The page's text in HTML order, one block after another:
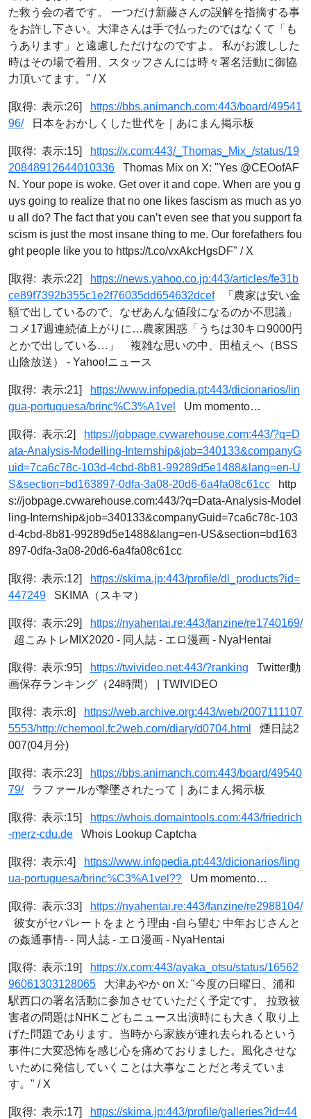
た救う会の者です。 一つだけ新藤さんの誤解を指摘する事
をお許し下さい。大津さんは手で払ったのではなくて「も
うあります」と遠慮しただけなのですよ。 私がお渡しした
時はその場で着用、スタッフさんには時々署名活動に御協
力頂いてます。" / X
[取得: 表示:26]
https://bbs.animanch.com:443/board/49541
96/日本をおかしくした世代を｜あにまん掲示板
[取得: 表示:15]
https://x.com:443/_Thomas_Mix_/status/19
20848912644010336 Thomas Mix on X: "Yes @CEOofAF
N. Your pope is woke. Get over it and cope. When are you g
uys going to realize that no one likes fascism as much as yo
u all do? The fact that you can’t even see that you support fa
scism is just the most insane thing to me. Our forefathers fou
ght people like you to https://t.co/vxAkcHgsDF" / X
[取得: 表示:22]
https://news.yahoo.co.jp:443/articles/fe31b
ce89f7392b355c1e2f76035dd654632dcef「農家は安い金
額で出しているので、なぜあんな値段になるのか不思議」
コメ17週連続値上がりに…農家困惑「うちは30キロ9000円
とかで出している…」 複雑な思いの中、田植えへ（BSS
山陰放送） - Yahoo!ニュース
[取得: 表示:21]
https://www.infopedia.pt:443/dicionarios/lin
gua-portuguesa/brinc%C3%A1vel
Um momento…
[取得: 表示:2]
https://jobpage.cvwarehouse.com:443/?q=D
ata-Analysis-Modelling-Internship&job=340133&companyG
uid=7ca6c78c-103d-4cbd-8b81-99289d5e1488&lang=en-U
S&section=bd163897-0dfa-3a08-20d6-6a4fa08c61cc http
s://jobpage.cvwarehouse.com:443/?q=Data-Analysis-Model
ling-Internship&job=340133&companyGuid=7ca6c78c-103
d-4cbd-8b81-99289d5e1488&lang=en-US&section=bd163
897-0dfa-3a08-20d6-6a4fa08c61cc
[取得: 表示:12]
https://skima.jp:443/profile/dl_products?id=
447249 SKIMA（スキマ）
[取得: 表示:29]
https://nyahentai.re:443/fanzine/re1740169/
超こみトレMIX2020 - 同人誌 - エロ漫画 - NyaHentai
[取得: 表示:95] https://twivideo.net:443/?ranking Twitter動
画保存ランキング（24時間） | TWIVIDEO
[取得: 表示:8]
https://web.archive.org:443/web/2007111107
5553/http://chemool.fc2web.com/diary/d0704.html
煙日誌2
007(04月分)
[取得: 表示:23]
https://bbs.animanch.com:443/board/49540
79/ラファールが撃墜されたって｜あにまん掲示板
[取得: 表示:15]
https://whois.domaintools.com:443/friedrich
-merz-cdu.de Whois Lookup Captcha
[取得: 表示:4]
https://www.infopedia.pt:443/dicionarios/ling
ua-portuguesa/brinc%C3%A1vel?? Um momento…
[取得: 表示:33]
https://nyahentai.re:443/fanzine/re2988104/
彼女がセパレートをまとう理由 -自ら望む 中年おじさんと
の姦通事情- - 同人誌 - エロ漫画 - NyaHentai
[取得: 表示:19]
https://x.com:443/ayaka_otsu/status/16562
96061303128065 大津あやか on X: "今度の日曜日、浦和
駅西口の署名活動に参加させていただく予定です。 拉致被
害者の問題はNHKこどもニュース出演時にも大きく取り上
げた問題であります。当時から家族が連れ去られるという
事件に大変恐怖を感じ心を痛めておりました。風化させな
いために発信していくことは大事なことだと考えていま
す。" / X
[取得: 表示:17]
https://skima.jp:443/profile/galleries?id=44